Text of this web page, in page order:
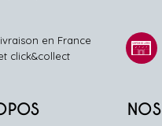
en France
click&collect